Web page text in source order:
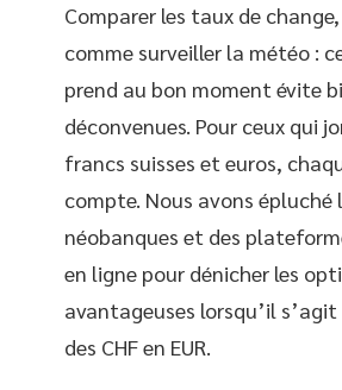
Comparer les taux de
comme surveiller la météo :
prend au bon moment évite
déconvenues. Pour ceux qui
francs suisses et euros,
compte. Nous avons épluché
néobanques et des
en ligne pour dénicher les
avantageuses lorsqu’il
des CHF en EUR.